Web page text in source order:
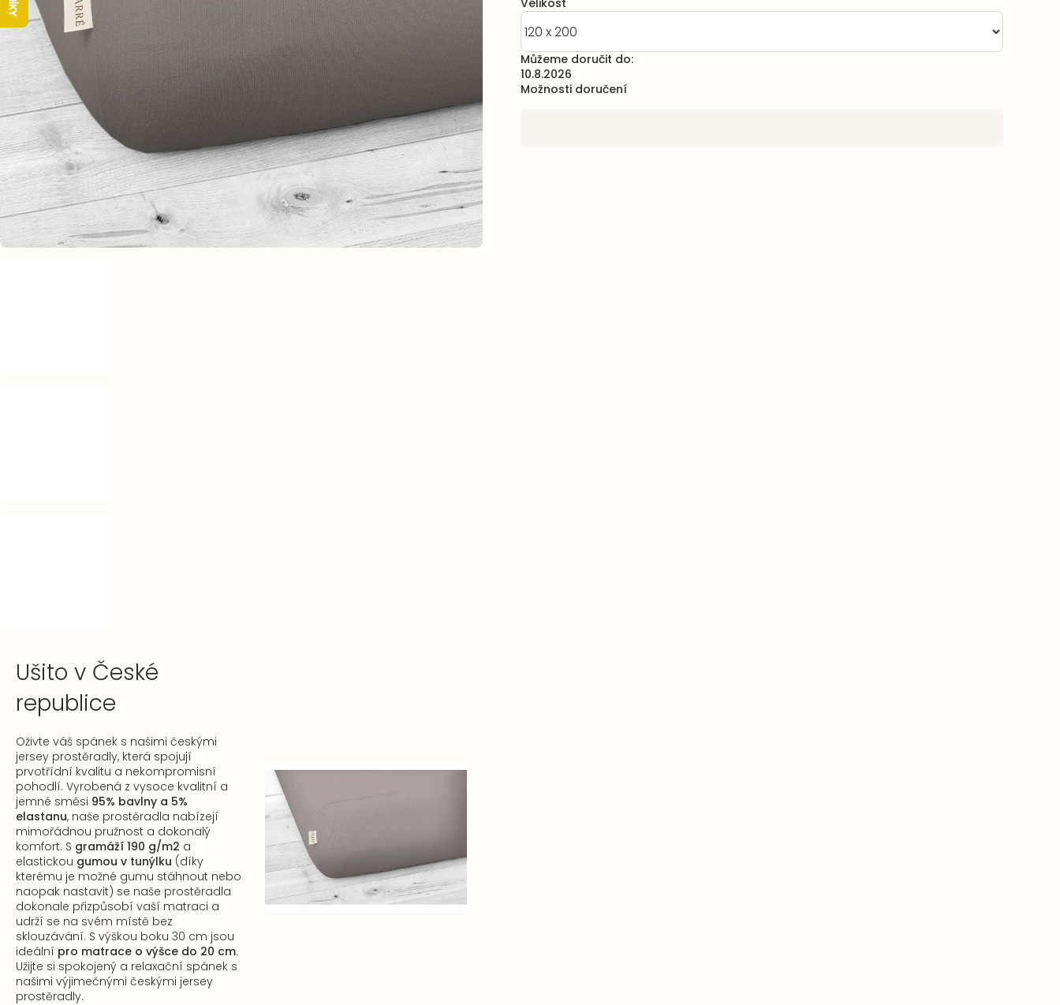
Ušito v České
republice
Oživte váš spánek s našimi českými
jersey prostěradly, která spojují
prvotřídní kvalitu a nekompromisní
pohodlí. Vyrobená z vysoce kvalitní a
jemné směsi 95% bavlny a 5%
elastanu, naše prostěradla nabízejí
mimořádnou pružnost a dokonalý
komfort. S gramáží 190 g/m2 a
elastickou gumou v tunýlku (díky
kterému je možné gumu stáhnout nebo
naopak nastavit) se naše prostěradla
dokonale přizpůsobí vaší matraci a
udrží se na svém místě bez
sklouzávání. S výškou boku 30 cm jsou
ideální pro matrace o výšce do 20 cm.
Užijte si spokojený a relaxační spánek s
našimi výjimečnými českými jersey
prostěradly.
Velikost
Můžeme doručit do:
10.8.2026
Možnosti doručení